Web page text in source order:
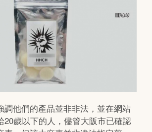
調他們的產品並非非法，並在網站
20歲以下的人，儘管大阪市已確認